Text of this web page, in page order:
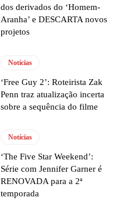
dos derivados do ‘Homem-
Aranha’ e DESCARTA novos
projetos
Notícias
‘Free Guy 2’: Roteirista Zak
Penn traz atualização incerta
sobre a sequência do filme
Notícias
‘The Five Star Weekend’:
Série com Jennifer Garner é
RENOVADA para a 2ª
temporada